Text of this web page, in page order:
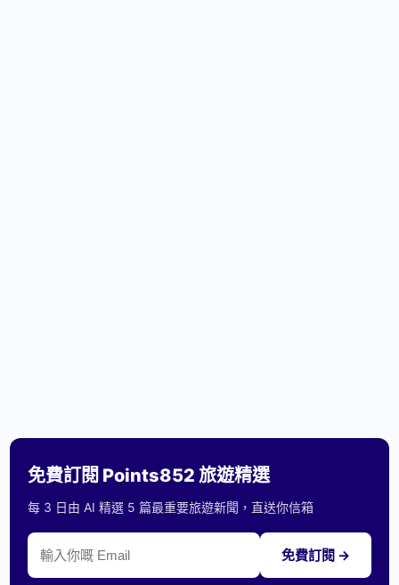
免費訂閱 Points852 旅遊精選
每 3 日由 AI 精選 5 篇最重要旅遊新聞，直送你信箱
免費訂閱 →